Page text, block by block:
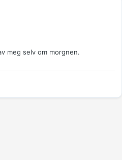
meg selv om morgnen.